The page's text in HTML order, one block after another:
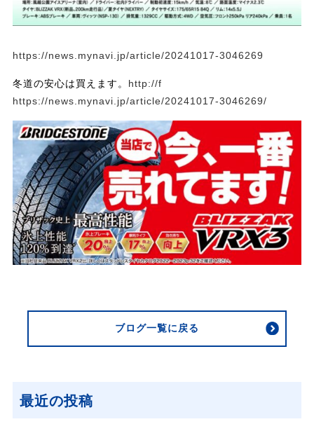
https://news.mynavi.jp/article/20241017-3046269
冬道の安心は買えます。 http://f
https://news.mynavi.jp/article/20241017-3046269/
ブログ一覧に戻る
最近の投稿